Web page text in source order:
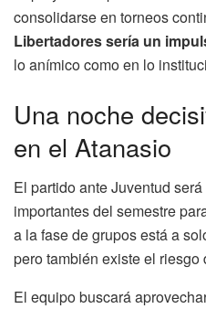
consolidarse en torneos
Libertadores sería un
lo anímico como en lo
Una noche
en el Atanasio
El partido ante Juventud
importantes del semestre
a la fase de grupos está a
pero también existe el riesgo
El equipo buscará